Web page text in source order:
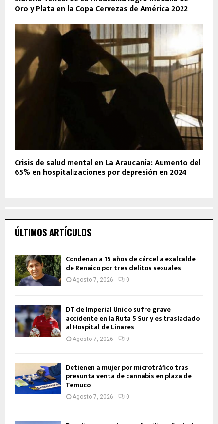
Oro y Plata en la Copa Cervezas de América 2022
Crisis de salud mental en La Araucanía: Aumento del
65% en hospitalizaciones por depresión en 2024
ÚLTIMOS ARTÍCULOS
Condenan a 15 años de cárcel a exalcalde
de Renaico por tres delitos sexuales
Agosto 7, 2026 0
DT de Imperial Unido sufre grave
accidente en la Ruta 5 Sur y es trasladado
al Hospital de Linares
Agosto 7, 2026 0
Detienen a mujer por microtráfico tras
presunta venta de cannabis en plaza de
Temuco
Agosto 7, 2026 0